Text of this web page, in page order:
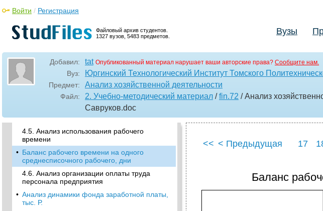
Файловый архив студентов.
1327 вузов, 5483 предметов.
Войти / Регистрация
Вузы
Добавил: tat Опубликованный материал нарушает ваши авторские права? Сообщите нам.
Вуз: Юргинский Технологический Институт Томского
Предмет: Анализ хозяйственной деятельности
Файл: 2. Учебно-методический материал /fin.72 / Анализ
Савруков.doc
трудовыми ресурсами
Обеспеченность предприятия кадрами и
структура персонала предприятия
постоянства кадров
Динамика показателей движения рабочих
кадров
4.4. Изучение и оценка уровня
производительности труда на предприятии
Показатели производительности труда на
предприятии
4.5. Анализ использования рабочего
времени
• Баланс рабочего времени на одного
среднесписочного рабочего, дни
4.6. Анализ организации оплаты труда
персонала предприятия
• Анализ динамики фонда заработной платы,
тыс. Р.
<< < Предыдущая 17
Баланс